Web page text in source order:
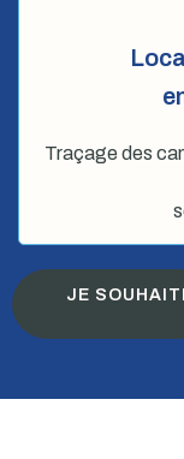
Traçage des
JE